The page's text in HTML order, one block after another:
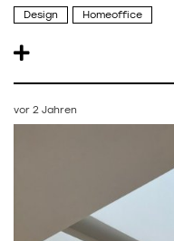
Design Homeoffice
vor 2 Jahren